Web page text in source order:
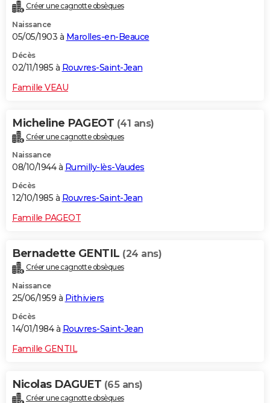
Créer une cagnotte obsèques
Naissance
05/05/1903 à Marolles-en-Beauce
Décès
02/11/1985 à Rouvres-Saint-Jean
Famille VEAU
Micheline PAGEOT (41 ans)
Créer une cagnotte obsèques
Naissance
08/10/1944 à Rumilly-lès-Vaudes
Décès
12/10/1985 à Rouvres-Saint-Jean
Famille PAGEOT
Bernadette GENTIL (24 ans)
Créer une cagnotte obsèques
Naissance
25/06/1959 à Pithiviers
Décès
14/01/1984 à Rouvres-Saint-Jean
Famille GENTIL
Nicolas DAGUET (65 ans)
Créer une cagnotte obsèques